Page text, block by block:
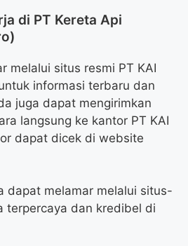
di PT Kereta Api
melalui situs resmi PT KAI
informasi terbaru dan
juga dapat mengirimkan
langsung ke kantor PT KAI
dapat dicek di website
dapat melamar melalui situs-
terpercaya dan kredibel di